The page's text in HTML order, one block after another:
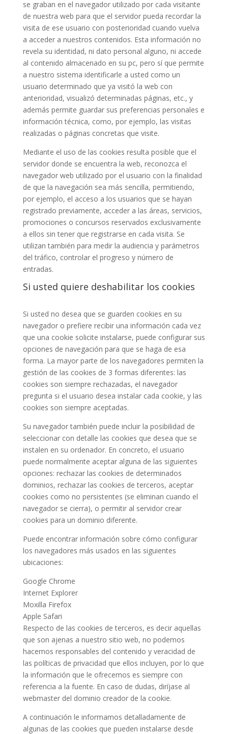
se graban en el navegador utilizado por cada visitante
de nuestra web para que el servidor pueda recordar la
visita de ese usuario con posterioridad cuando vuelva
a acceder a nuestros contenidos. Esta información no
revela su identidad, ni dato personal alguno, ni accede
al contenido almacenado en su pc, pero sí que permite
a nuestro sistema identificarle a usted como un
usuario determinado que ya visitó la web con
anterioridad, visualizó determinadas páginas, etc., y
además permite guardar sus preferencias personales e
información técnica, como, por ejemplo, las visitas
realizadas o páginas concretas que visite.
Mediante el uso de las cookies resulta posible que el
servidor donde se encuentra la web, reconozca el
navegador web utilizado por el usuario con la finalidad
de que la navegación sea más sencilla, permitiendo,
por ejemplo, el acceso a los usuarios que se hayan
registrado previamente, acceder a las áreas, servicios,
promociones o concursos reservados exclusivamente
a ellos sin tener que registrarse en cada visita. Se
utilizan también para medir la audiencia y parámetros
del tráfico, controlar el progreso y número de
entradas.
Si usted quiere deshabilitar los cookies
Si usted no desea que se guarden cookies en su
navegador o prefiere recibir una información cada vez
que una cookie solicite instalarse, puede configurar sus
opciones de navegación para que se haga de esa
forma. La mayor parte de los navegadores permiten la
gestión de las cookies de 3 formas diferentes: las
cookies son siempre rechazadas, el navegador
pregunta si el usuario desea instalar cada cookie, y las
cookies son siempre aceptadas.
Su navegador también puede incluir la posibilidad de
seleccionar con detalle las cookies que desea que se
instalen en su ordenador. En concreto, el usuario
puede normalmente aceptar alguna de las siguientes
opciones: rechazar las cookies de determinados
dominios, rechazar las cookies de terceros, aceptar
cookies como no persistentes (se eliminan cuando el
navegador se cierra), o permitir al servidor crear
cookies para un dominio diferente.
Puede encontrar información sobre cómo configurar
los navegadores más usados en las siguientes
ubicaciones:
Google Chrome
Internet Explorer
Moxilla Firefox
Apple Safari
Respecto de las cookies de terceros, es decir aquellas
que son ajenas a nuestro sitio web, no podemos
hacernos responsables del contenido y veracidad de
las políticas de privacidad que ellos incluyen, por lo que
la información que le ofrecemos es siempre con
referencia a la fuente. En caso de dudas, diríjase al
webmaster del dominio creador de la cookie.
A continuación le informamos detalladamente de
algunas de las cookies que pueden instalarse desde